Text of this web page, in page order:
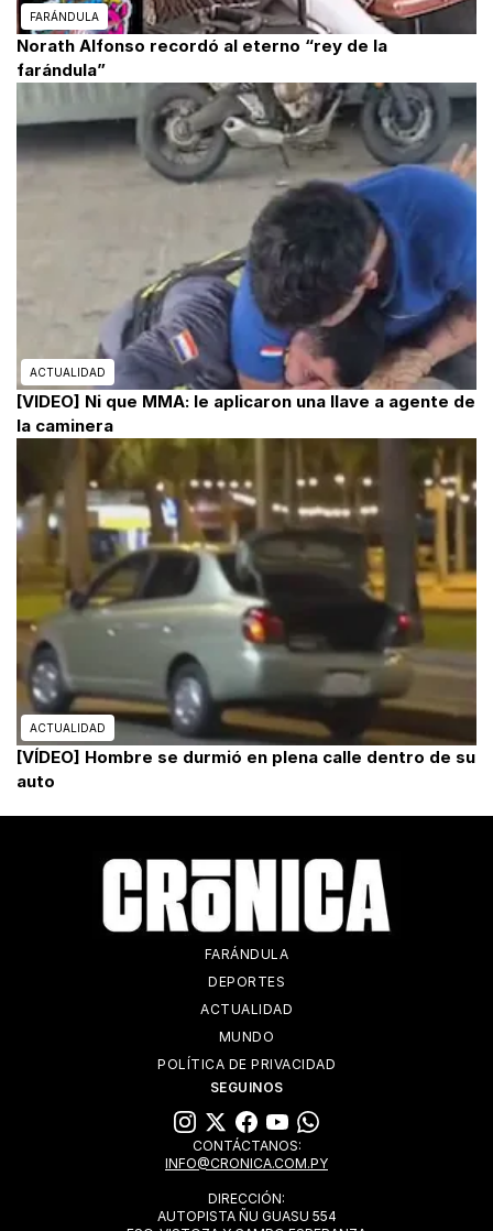
FARÁNDULA
Norath Alfonso recordó al eterno “rey de la
farándula”
ACTUALIDAD
[VIDEO] Ni que MMA: le aplicaron una llave a agente de
la caminera
ACTUALIDAD
[VÍDEO] Hombre se durmió en plena calle dentro de su
auto
FARÁNDULA
DEPORTES
ACTUALIDAD
MUNDO
POLÍTICA DE PRIVACIDAD
SEGUINOS
CONTÁCTANOS:
INFO@CRONICA.COM.PY
DIRECCIÓN:
AUTOPISTA ÑU GUASU 554